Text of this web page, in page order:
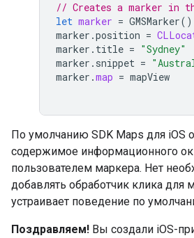
// Creates a marker in
let marker = GMSMarker()
marker .position =
marker . title = "Sydney"
marker . snippet =
marker .map = mapView
По умолчанию SDK Maps для iOS
содержимое информационного
пользователем маркера. Нет
добавлять обработчик клика для
устраивает поведение по
Поздравляем! Вы создали iOS-